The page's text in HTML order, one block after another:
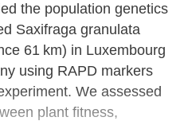
the population genetics
Saxifraga granulata
61 km) in Luxembourg
using RAPD markers
We assessed
plant fitness,